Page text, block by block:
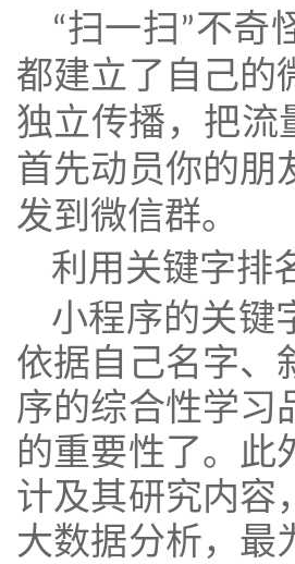
“扫一扫 ”不奇
都建立了自己的
独立传播，把流
首先动员你的朋
发到微信群。
利用关键字排
小程序的关键
依据自己名字、
序的综合性学习
的重要性了。此
计及其研究内容
大数据分析，最